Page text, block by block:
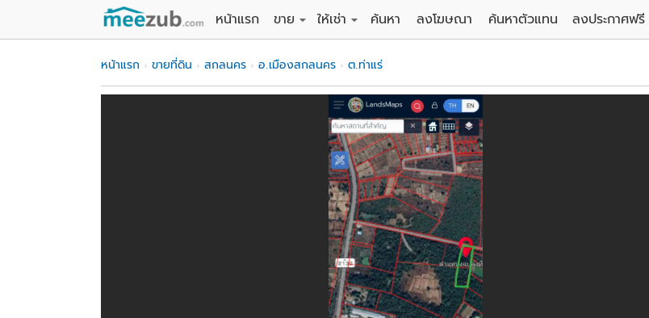
หน้าแรก
ขาย
ขายบ้าน
ขายคอนโด
ขายทาวน์เฮาส์
ขายอพาร์ทเม้นท์ / โรงแรม
ขายอาคารพาณิชย์ / สำนักงาน
ขายโรงงาน / โกดัง
ให้เช่า
ให้เช่าบ้าน
ให้เช่าคอนโด
ให้เช่าทาวน์เฮาส์
ให้เช่าอพาร์ทเม้นท์ / โรงแรม
ให้เช่าอาคารพาณิชย์ / สำนักงาน
ให้เช่าโรงงาน / โกดัง
ค้นหา ลงโฆษณา ค้นหาตัวแทน
ลงประกาศฟรี
หน้าแรก ขายที่ดิน สกลนคร อ.เมืองสกลนคร ต.ท่าแร่